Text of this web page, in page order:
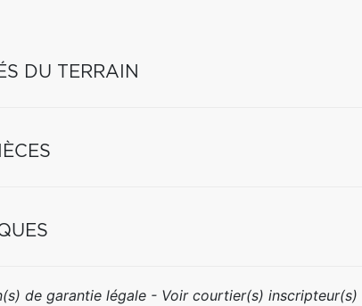
DU TERRAIN
de garantie légale - Voir courtier(s) inscripteur(s)